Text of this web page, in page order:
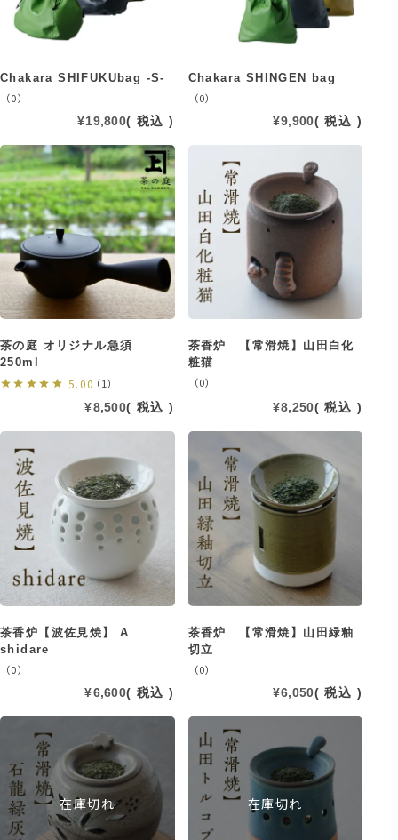
Chakara SHIFUKUbag -S-
（0）
¥19,800 税込
Chakara SHINGEN bag
（0）
¥9,900 税込
茶の庭 オリジナル急須
250ml
5.00 （1）
¥8,500 税込
茶香炉 【常滑焼】山田白化
粧猫
（0）
¥8,250 税込
茶香炉【波佐見焼】 A
shidare
（0）
¥6,600 税込
茶香炉 【常滑焼】山田緑釉
切立
（0）
¥6,050 税込
在庫切れ 在庫切れ